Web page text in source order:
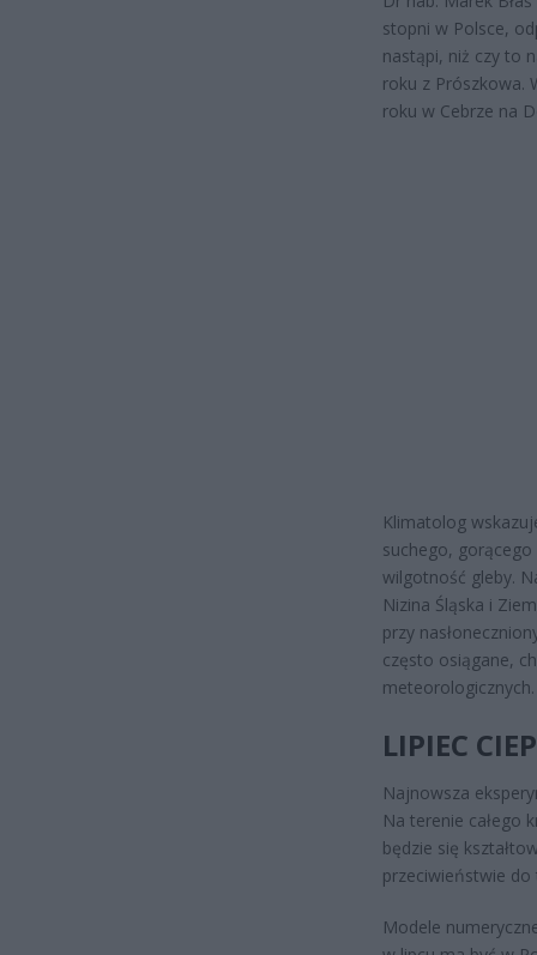
stopni w Polsce,
nastąpi, niż czy to
roku z Prószkowa.
roku w Cebrze na
Klimatolog
suchego,
wilgotność gleby.
Nizina Śląska i
przy
często osiągane,
meteorologicznych.
LIPIEC
Najnowsza
Na terenie całego
będzie się
przeciwieństwie
Modele